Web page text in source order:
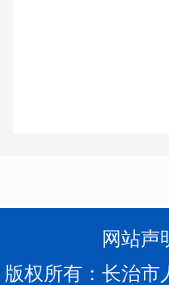
网站声
版权所有：长治